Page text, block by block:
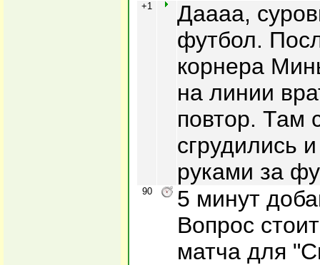
+1
Даааа,
футбол.
корнера
на линии
повтор. Там
сгрудились
руками за
90
5 минут
Вопрос
матча для